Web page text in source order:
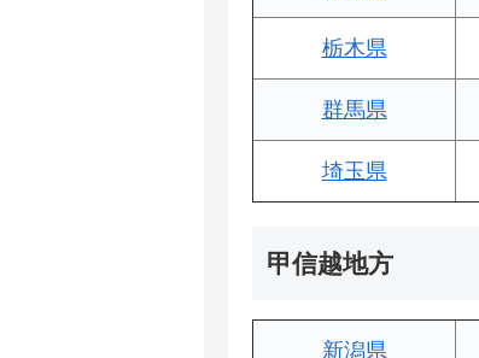
栃木県
群馬県
埼玉県
甲信越地方
新潟県